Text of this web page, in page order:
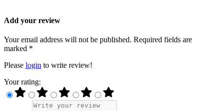
Add your review
Your email address will not be published. Required fields are
marked *
Please login to write review!
Your rating: